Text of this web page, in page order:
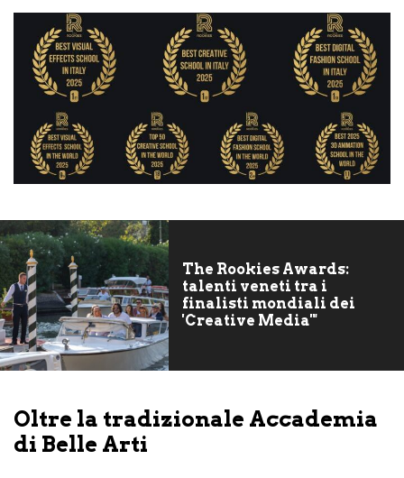
The Rookies Awards:
talenti veneti tra i
finalisti mondiali dei
'Creative Media'"
Oltre la tradizionale Accademia
di Belle Arti